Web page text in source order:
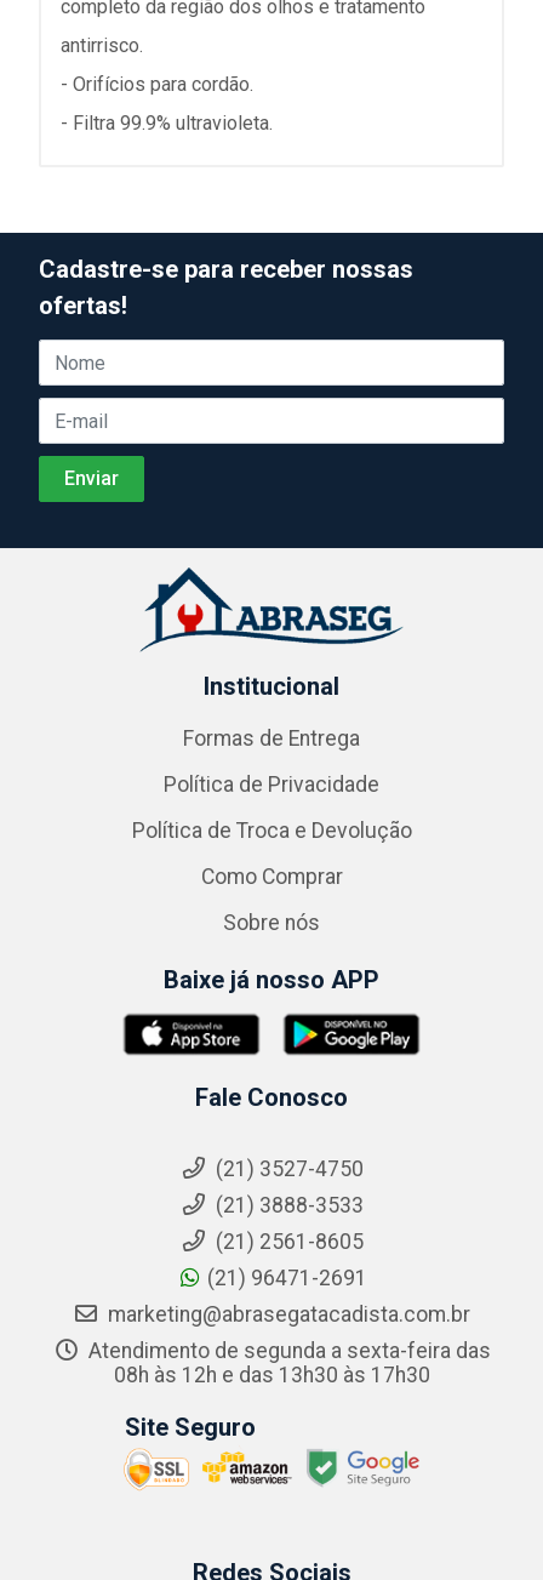
completo da região dos olhos e tratamento
antirrisco.
- Orifícios para cordão.
- Filtra 99.9% ultravioleta.
Cadastre-se para receber nossas
ofertas!
Institucional
Formas de Entrega
Política de Privacidade
Política de Troca e Devolução
Como Comprar
Sobre nós
Baixe já nosso APP
Fale Conosco
(21) 3527-4750
(21) 3888-3533
(21) 2561-8605
(21) 96471-2691
marketing@abrasegatacadista.com.br
Atendimento de segunda a sexta-feira das
08h às 12h e das 13h30 às 17h30
Site Seguro
Redes Sociais